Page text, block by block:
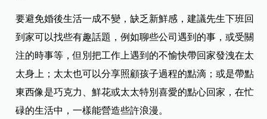
要避免婚後生活一成不變，缺乏新鮮感，建議先生下班回
到家可以找些有趣話題，例如聊些公司遇到的事，或受關
注的時事等，但別把工作上遇到的不愉快帶回家發洩在太
太身上；太太也可以分享照顧孩子過程的點滴；或是帶點
東西像是巧克力、鮮花或太太特別喜愛的點心回家，在忙
碌的生活中，一樣能營造些許浪漫。